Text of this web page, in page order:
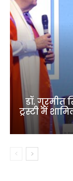
डॉ. गुरमीत
ट्रस्टी में